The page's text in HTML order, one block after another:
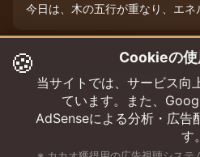
今日は、木の五行が重なり、エ
2025年8月12日
本日は、金と木の微妙な相克エ
🍪 Cookieの
当サイトでは、サービス向
ています。また、
AdSenseによる分析・広告
す。